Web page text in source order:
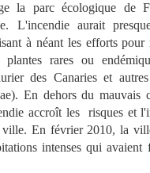
la parc écologique de
L'incendie aurait
à néant les efforts pour
plantes rares ou
des Canaries et
En dehors du mauvais
accroît les risques et
En février 2010, la
intenses qui avaient